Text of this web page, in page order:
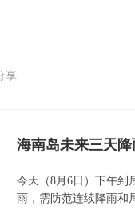
享
海南岛未来三天
今天（8月6日）下午到
雨，需防范连续降雨和